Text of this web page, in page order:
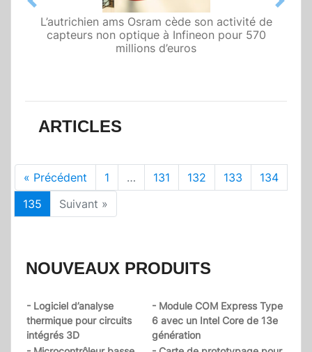
L’autrichien ams Osram cède son activité de
capteurs non optique à Infineon pour 570
millions d’euros
Previous Next
ARTICLES
« Précédent 1 … 131 132 133
134
135
Suivant »
NOUVEAUX PRODUITS
- Logiciel d’analyse
thermique pour circuits
intégrés 3D
- Module COM Express Type
6 avec un Intel Core de 13e
génération